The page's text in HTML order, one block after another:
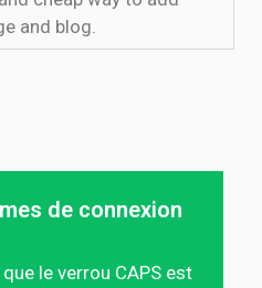
and blog.
de connexion
le verrou CAPS est